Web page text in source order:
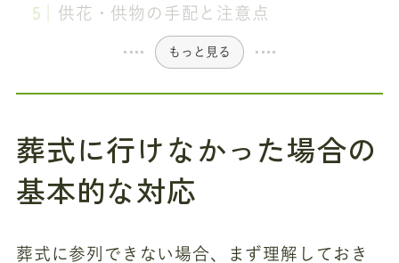
供花・供物の手配と注意点
もっと見る
葬式に行けなかった場合の
基本的な対応
葬式に参列できない場合、まず理解しておき